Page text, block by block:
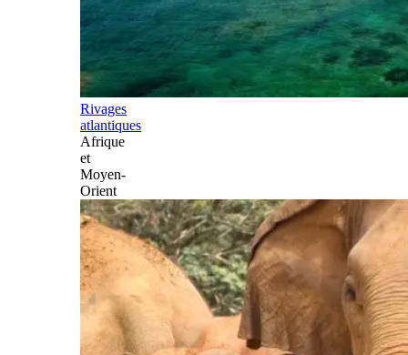
Rivages
atlantiques
Afrique
et
Moyen-
Orient